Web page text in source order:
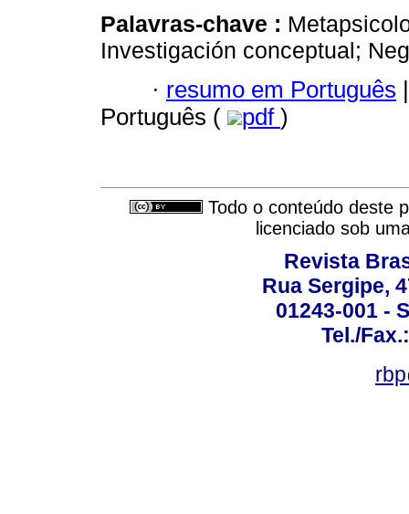
Palavras-chave :
Investigación conceptual;
· resumo em Português |
Português (
pdf )
Todo o conteúdo deste
licenciado sob
Revista
Rua Sergipe,
01243-001 -
Tel./